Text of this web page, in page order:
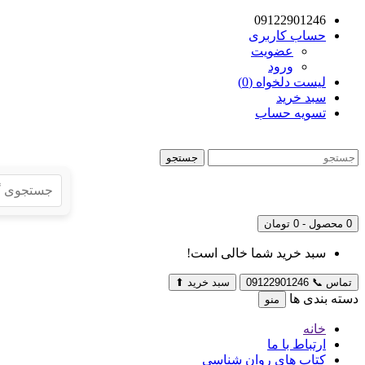
09122901246
حساب کاربری
عضویت
ورود
لیست دلخواه (0)
سبد خرید
تسویه حساب
جستجو
0 محصول - 0 تومان
سبد خرید شما خالی است!
تماس 📞
09122901246 سبد خرید ⬆
دسته بندی ها منو
خانه
ارتباط با ما
کتاب های روان شناسی